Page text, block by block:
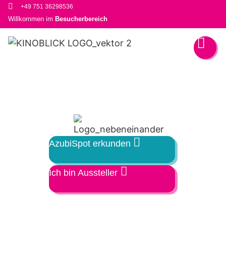
+49 751 36298536
Willkommen im Besucherbereich
AzubiSpot erkunden
Ich bin Aussteller